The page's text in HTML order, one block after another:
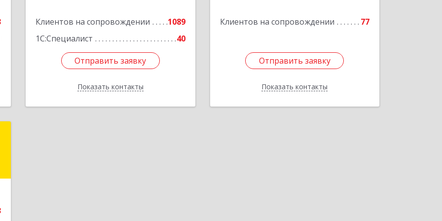
Клиентов на сопровождении
1089
1С:Специалист
40
Отправить заявку
Показать контакты
Подробнее
Отправить заявку
Назад
Клиентов на сопровождении 77
Отправить заявку
Показать контакты
Подробнее
Отправить заявку
Назад